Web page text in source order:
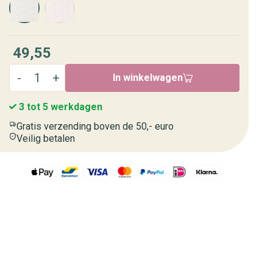
49,55
In winkelwagen
3 tot 5 werkdagen
Gratis verzending boven de 50,- euro
Veilig betalen